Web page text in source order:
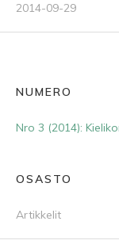
2014-09-29
NUMERO
Nro 3 (2014):
OSASTO
Artikkelit